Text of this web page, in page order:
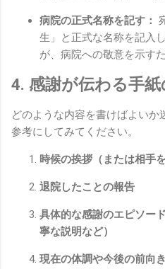
病院の正式名称を記す：
生」と正式な名称を記入
が、病院への敬意を示す
4. 感謝が伝わる手
どのような内容を書けばよいか
参考にしてみてください。
時候の挨拶（または相手
退院したことの報告
具体的な感謝のエピソー
寧な説明など）
現在の体調や今後の前向